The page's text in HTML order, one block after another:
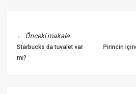
← Önceki makale
Starbucks da tuvalet var
mı?
Pirincin